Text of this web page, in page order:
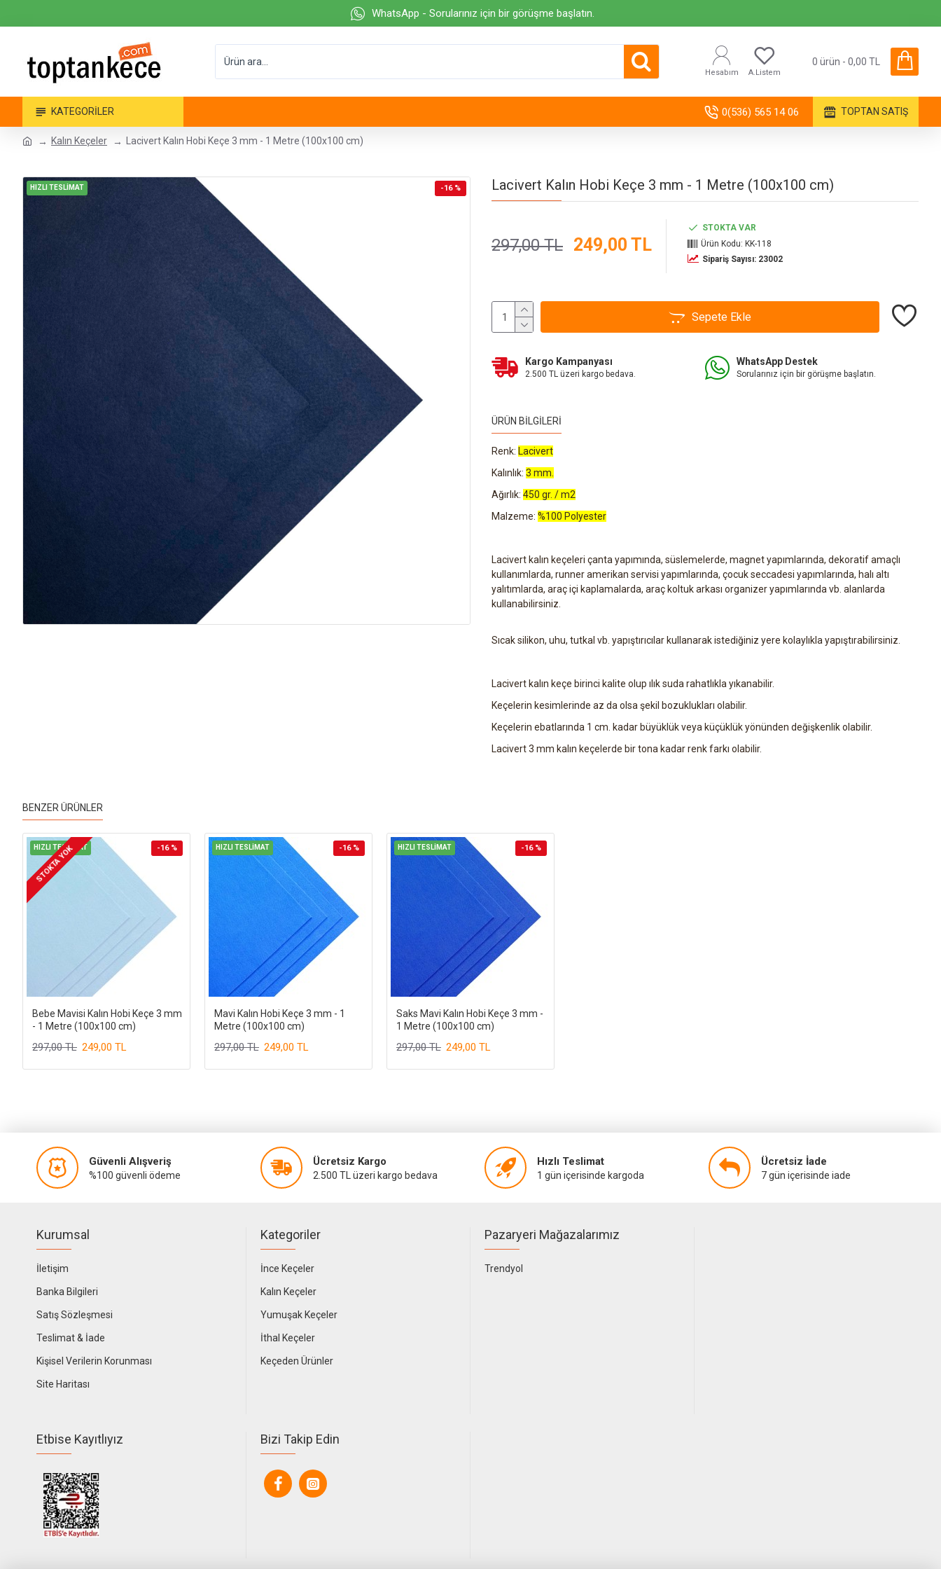
WhatsApp - Sorularınız için bir görüşme başlatın.
Hesabım A.Listem
0 ürün - 0,00 TL
KATEGORILER 0(536) 565 14 06 TOPTAN SATIŞ
Kalın Keçeler Lacivert Kalın Hobi Keçe 3 mm - 1 Metre (100x100 cm)
HIZLI TESLİMAT -16 % Lacivert Kalın Hobi Keçe 3 mm - 1 Metre (100x100 cm)
249,00 TL
297,00 TL
STOKTA VAR
Ürün Kodu: KK-118
Sipariş Sayısı: 23002
Sepete Ekle
Kargo Kampanyası
2.500 TL üzeri kargo bedava.
WhatsApp Destek
Sorularınız için bir görüşme başlatın.
ÜRÜN BILGILERI
Renk: Lacivert
Kalınlık: 3 mm.
Ağırlık: 450 gr. / m2
Malzeme: %100 Polyester
Lacivert kalın keçeleri çanta yapımında, süslemelerde, magnet yapımlarında, dekoratif amaçlı
kullanımlarda, runner amerikan servisi yapımlarında, çocuk seccadesi yapımlarında, halı altı
yalıtımlarda, araç içi kaplamalarda, araç koltuk arkası organizer yapımlarında vb. alanlarda
kullanabilirsiniz.
Sıcak silikon, uhu, tutkal vb. yapıştırıcılar kullanarak istediğiniz yere kolaylıkla yapıştırabilirsiniz.
Lacivert kalın keçe birinci kalite olup ılık suda rahatlıkla yıkanabilir.
Keçelerin kesimlerinde az da olsa şekil bozuklukları olabilir.
Keçelerin ebatlarında 1 cm. kadar büyüklük veya küçüklük yönünden değişkenlik olabilir.
Lacivert 3 mm kalın keçelerde bir tona kadar renk farkı olabilir.
BENZER ÜRÜNLER
HIZLI TESLİMAT -16 %
STOKTA YOK
Bebe Mavisi Kalın Hobi Keçe 3 mm
- 1 Metre (100x100 cm)
249,00 TL
297,00 TL
HIZLI TESLİMAT -16 %
Mavi Kalın Hobi Keçe 3 mm - 1
Metre (100x100 cm)
249,00 TL
297,00 TL
HIZLI TESLİMAT -16 %
Saks Mavi Kalın Hobi Keçe 3 mm -
1 Metre (100x100 cm)
249,00 TL
297,00 TL
Güvenli Alışveriş
%100 güvenli ödeme
Ücretsiz Kargo
2.500 TL üzeri kargo bedava
Hızlı Teslimat
1 gün içerisinde kargoda
Ücretsiz İade
7 gün içerisinde iade
Kurumsal
İletişim
Banka Bilgileri
Satış Sözleşmesi
Teslimat & İade
Kişisel Verilerin Korunması
Site Haritası
Kategoriler
İnce Keçeler
Kalın Keçeler
Yumuşak Keçeler
İthal Keçeler
Keçeden Ürünler
Pazaryeri Mağazalarımız
Trendyol
Etbise Kayıtlıyız Bizi Takip Edin